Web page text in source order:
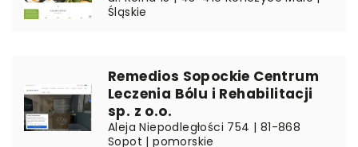
Śląskie
Remedios Sopockie Centrum
Leczenia Bólu i Rehabilitacji
sp. z o.o.
Aleja Niepodległości 754 | 81-868
Sopot | pomorskie